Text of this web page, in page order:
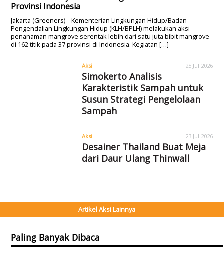
Provinsi Indonesia
Jakarta (Greeners) – Kementerian Lingkungan Hidup/Badan
Pengendalian Lingkungan Hidup (KLH/BPLH) melakukan aksi
penanaman mangrove serentak lebih dari satu juta bibit mangrove
di 162 titik pada 37 provinsi di Indonesia. Kegiatan […]
Aksi 25 Jul 2026
Simokerto Analisis
Karakteristik Sampah untuk
Susun Strategi Pengelolaan
Sampah
Aksi 23 Jul 2026
Desainer Thailand Buat Meja
dari Daur Ulang Thinwall
Artikel Aksi Lainnya
Paling Banyak Dibaca